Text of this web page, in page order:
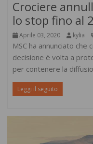
Crociere
lo stop fino al
Aprile 03, 2020 kylia
MSC ha annunciato
decisione è volta a
per contenere la
Leggi il seguito